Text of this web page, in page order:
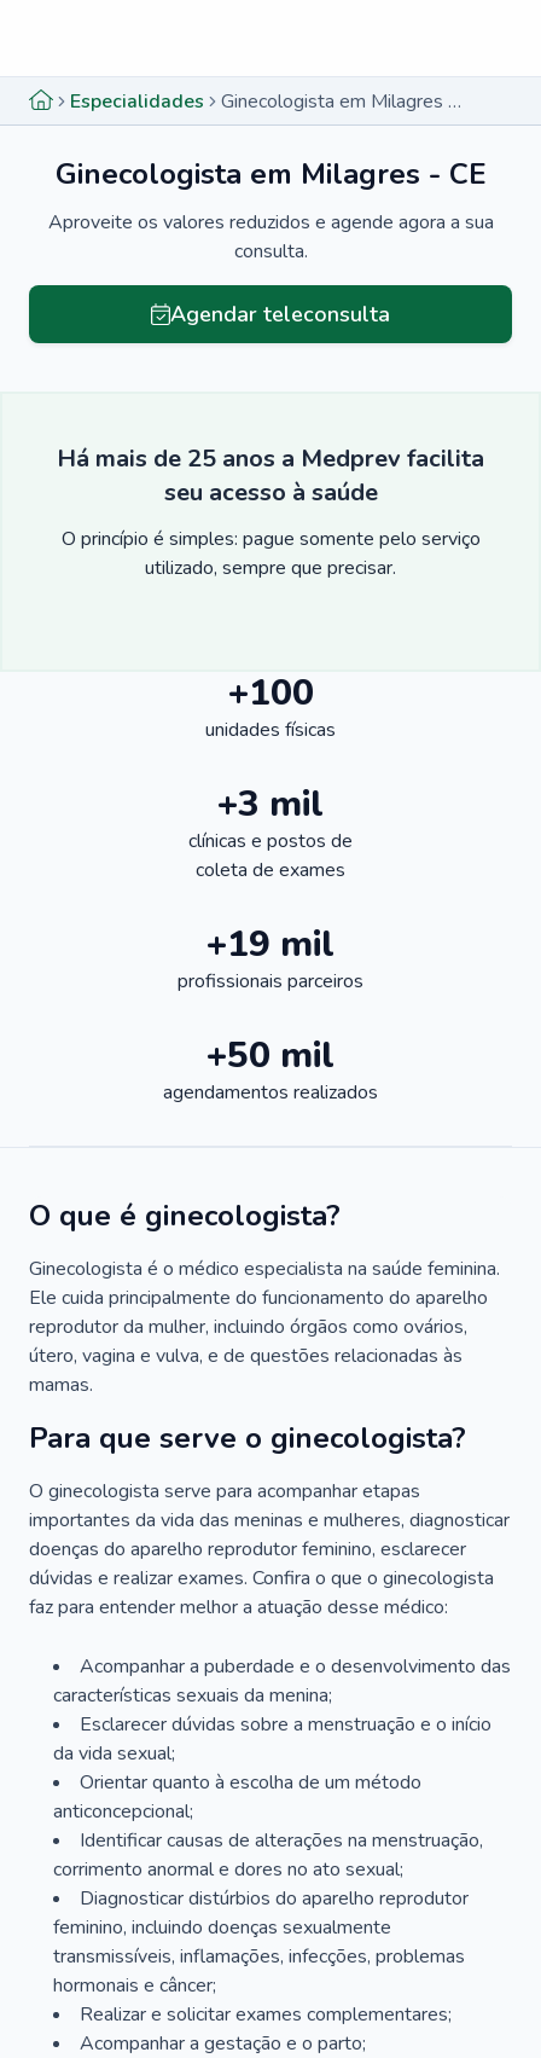
Especialidades Ginecologista em Milagres - CE
Ginecologista em Milagres - CE
Aproveite os valores reduzidos e agende agora a sua
consulta.
Agendar teleconsulta
Há mais de 25 anos a Medprev facilita
seu acesso à saúde
O princípio é simples: pague somente pelo serviço
utilizado, sempre que precisar.
+100
unidades físicas
+3 mil
clínicas e postos de
coleta de exames
+19 mil
profissionais parceiros
+50 mil
agendamentos realizados
O que é ginecologista?
Ginecologista é o médico especialista na saúde feminina.
Ele cuida principalmente do funcionamento do aparelho
reprodutor da mulher, incluindo órgãos como ovários,
útero, vagina e vulva, e de questões relacionadas às
mamas.
Para que serve o ginecologista?
O ginecologista serve para acompanhar etapas
importantes da vida das meninas e mulheres, diagnosticar
doenças do aparelho reprodutor feminino, esclarecer
dúvidas e realizar exames. Confira o que o ginecologista
faz para entender melhor a atuação desse médico:
Acompanhar a puberdade e o desenvolvimento das
características sexuais da menina;
Esclarecer dúvidas sobre a menstruação e o início
da vida sexual;
Orientar quanto à escolha de um método
anticoncepcional;
Identificar causas de alterações na menstruação,
corrimento anormal e dores no ato sexual;
Diagnosticar distúrbios do aparelho reprodutor
feminino, incluindo doenças sexualmente
transmissíveis, inflamações, infecções, problemas
hormonais e câncer;
Realizar e solicitar exames complementares;
Acompanhar a gestação e o parto;